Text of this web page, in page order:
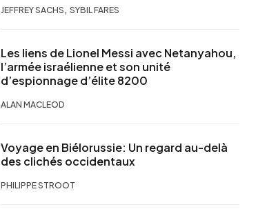
JEFFREY SACHS , SYBIL FARES
Les liens de Lionel Messi avec Netanyahou,
l’armée israélienne et son unité
d’espionnage d’élite 8200
ALAN MACLEOD
Voyage en Biélorussie: Un regard au-delà
des clichés occidentaux
PHILIPPE STROOT